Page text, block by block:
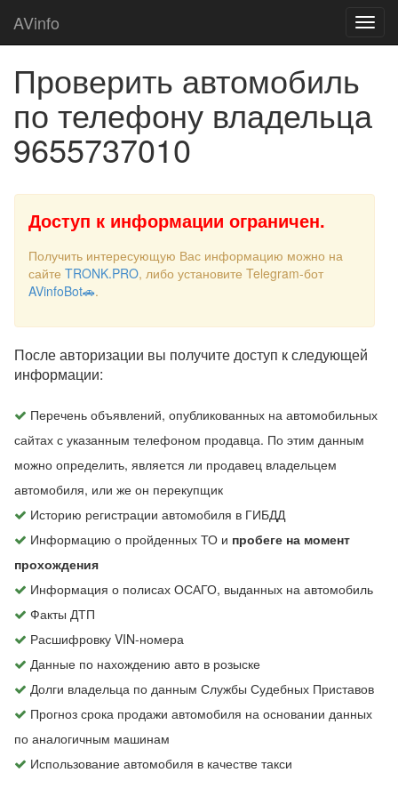
AVinfo
Проверить автомобиль
по телефону владельца
9655737010
Доступ к информации ограничен.
Получить интересующую Вас информацию можно на
сайте TRONK.PRO, либо установите Telegram-бот
AVinfoBot🚗.
После авторизации вы получите доступ к следующей
информации:
Перечень объявлений, опубликованных на автомобильных
сайтах с указанным телефоном продавца. По этим данным
можно определить, является ли продавец владельцем
автомобиля, или же он перекупщик
Историю регистрации автомобиля в ГИБДД
Информацию о пройденных ТО и пробеге на момент
прохождения
Информация о полисах ОСАГО, выданных на автомобиль
Факты ДТП
Расшифровку VIN-номера
Данные по нахождению авто в розыске
Долги владельца по данным Службы Судебных Приставов
Прогноз срока продажи автомобиля на основании данных
по аналогичным машинам
Использование автомобиля в качестве такси